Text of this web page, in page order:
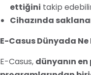
ettiğini takip
Cihazında
E-Casus Dünyada Ne
E-Casus, dünyanın